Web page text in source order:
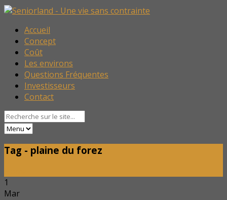
Accueil
Concept
Coût
Les environs
Questions Fréquentes
Investisseurs
Contact
Tag - plaine du forez
1
Mar